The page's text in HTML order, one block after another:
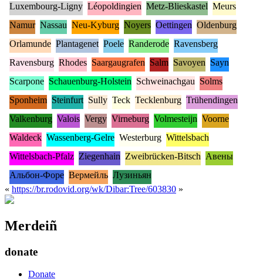
Luxembourg-Ligny Léopoldingien Metz-Blieskastel Meurs
Namur Nassau Neu-Kyburg Noyers Oettingen Oldenburg
Orlamunde Plantagenet Poele Randerode Ravensberg
Ravensburg Rhodes Saargaugrafen Salm Savoyen Sayn
Scarpone Schauenburg-Holstein Schweinachgau Solms
Sponheim Steinfurt Sully Teck Tecklenburg Trühendingen
Valkenburg Valois Vergy Virneburg Volmesteijn Voorne
Waldeck Wassenberg-Gelre Westerburg Wittelsbach
Wittelsbach-Pfalz Ziegenhain Zweibrücken-Bitsch Авены
Альбон-Форе Вермейль Лузиньян
« https://br.rodovid.org/wk/Dibar:Tree/603830 »
Merdeiñ
donate
Donate